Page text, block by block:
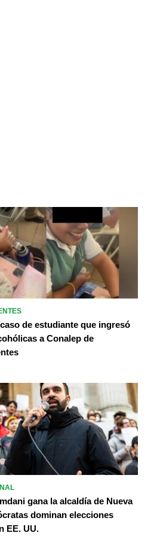
de estudiante que ingresó
a Conalep de
gana la alcaldía de Nueva
dominan elecciones
EE. UU.